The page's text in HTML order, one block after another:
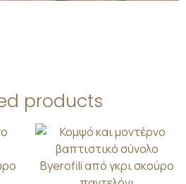
products